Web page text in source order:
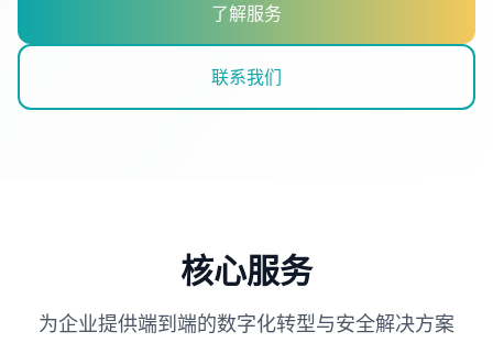
了解服务
联系我们
核心服务
为企业提供端到端的数字化转型与安全解决方案